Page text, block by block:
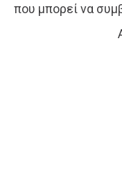
που μπορεί να